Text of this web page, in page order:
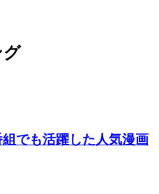
グ
でも活躍した人気漫画